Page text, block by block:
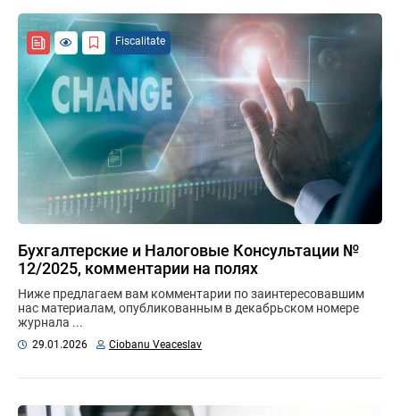
Fiscalitate
Бухгалтерские и Налоговые Консультации №
12/2025, комментарии на полях
Ниже предлагаем вам комментарии по заинтересовавшим
нас материалам, опубликованным в декабрьском номере
журнала ...
29.01.2026 Ciobanu Veaceslav